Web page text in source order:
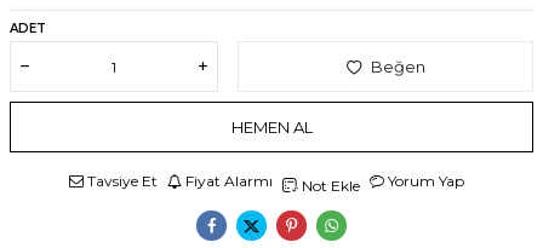
ADET
Beğen
HEMEN AL
Tavsiye Et Fiyat Alarmı Not Ekle Yorum Yap